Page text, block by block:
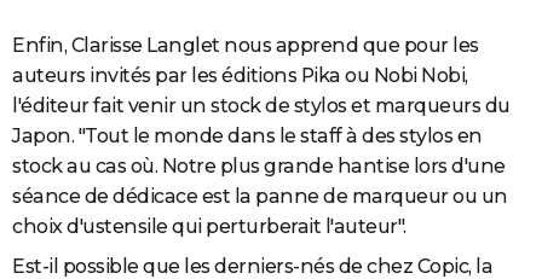
Enfin, Clarisse Langlet nous apprend que pour les
auteurs invités par les éditions Pika ou Nobi Nobi,
l'éditeur fait venir un stock de stylos et marqueurs du
Japon. "Tout le monde dans le staff à des stylos en
stock au cas où. Notre plus grande hantise lors d'une
séance de dédicace est la panne de marqueur ou un
choix d'ustensile qui perturberait l'auteur".
Est-il possible que les derniers-nés de chez Copic, la